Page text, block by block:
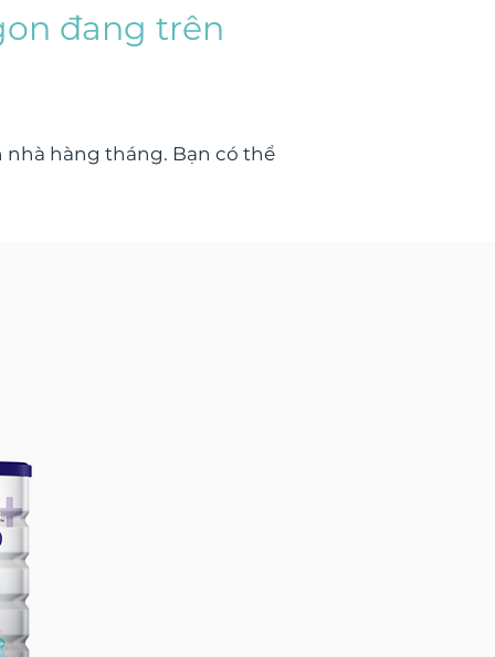
đang trên
nhà hàng tháng. Bạn có thể